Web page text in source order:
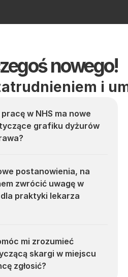
nowego!
i
w NHS ma nowe
grafiku dyżurów
postanowienia, na
zwrócić uwagę w
praktyki lekarza
mi zrozumieć
skargi w miejscu
zgłosić?